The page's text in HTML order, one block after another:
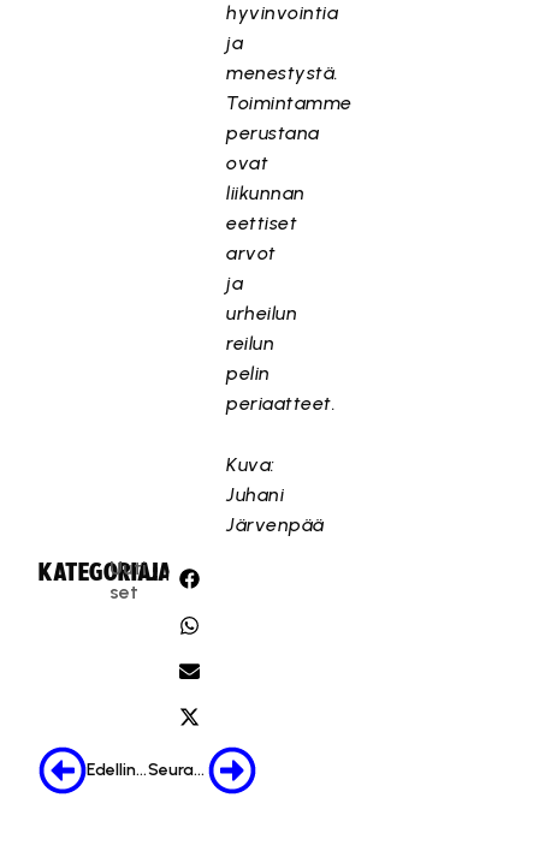
hyvinvointia
ja
menestystä.
Toimintamme
perustana
ovat
liikunnan
eettiset
arvot
ja
urheilun
reilun
pelin
periaatteet.
Kuva:
Juhani
Järvenpää
KATEGORIA:
Uuti
set
JAA:
Edellinen Seuraava